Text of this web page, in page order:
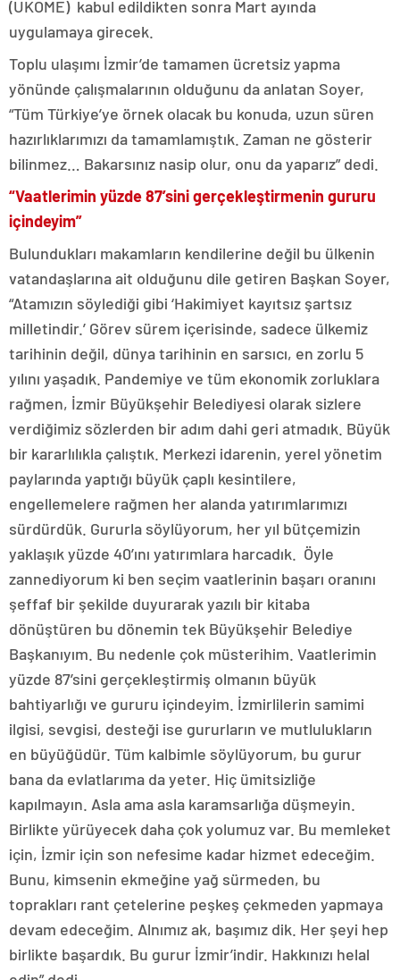
(UKOME) kabul edildikten sonra Mart ayında
uygulamaya girecek.
Toplu ulaşımı İzmir’de tamamen ücretsiz yapma
yönünde çalışmalarının olduğunu da anlatan Soyer,
“Tüm Türkiye’ye örnek olacak bu konuda, uzun süren
hazırlıklarımızı da tamamlamıştık. Zaman ne gösterir
bilinmez… Bakarsınız nasip olur, onu da yaparız” dedi.
“Vaatlerimin yüzde 87’sini gerçekleştirmenin gururu
içindeyim”
Bulundukları makamların kendilerine değil bu ülkenin
vatandaşlarına ait olduğunu dile getiren Başkan Soyer,
“Atamızın söylediği gibi ‘Hakimiyet kayıtsız şartsız
milletindir.’ Görev sürem içerisinde, sadece ülkemiz
tarihinin değil, dünya tarihinin en sarsıcı, en zorlu 5
yılını yaşadık. Pandemiye ve tüm ekonomik zorluklara
rağmen, İzmir Büyükşehir Belediyesi olarak sizlere
verdiğimiz sözlerden bir adım dahi geri atmadık. Büyük
bir kararlılıkla çalıştık. Merkezi idarenin, yerel yönetim
paylarında yaptığı büyük çaplı kesintilere,
engellemelere rağmen her alanda yatırımlarımızı
sürdürdük. Gururla söylüyorum, her yıl bütçemizin
yaklaşık yüzde 40’ını yatırımlara harcadık. Öyle
zannediyorum ki ben seçim vaatlerinin başarı oranını
şeffaf bir şekilde duyurarak yazılı bir kitaba
dönüştüren bu dönemin tek Büyükşehir Belediye
Başkanıyım. Bu nedenle çok müsterihim. Vaatlerimin
yüzde 87’sini gerçekleştirmiş olmanın büyük
bahtiyarlığı ve gururu içindeyim. İzmirlilerin samimi
ilgisi, sevgisi, desteği ise gururların ve mutlulukların
en büyüğüdür. Tüm kalbimle söylüyorum, bu gurur
bana da evlatlarıma da yeter. Hiç ümitsizliğe
kapılmayın. Asla ama asla karamsarlığa düşmeyin.
Birlikte yürüyecek daha çok yolumuz var. Bu memleket
için, İzmir için son nefesime kadar hizmet edeceğim.
Bunu, kimsenin ekmeğine yağ sürmeden, bu
toprakları rant çetelerine peşkeş çekmeden yapmaya
devam edeceğim. Alnımız ak, başımız dik. Her şeyi hep
birlikte başardık. Bu gurur İzmir’indir. Hakkınızı helal